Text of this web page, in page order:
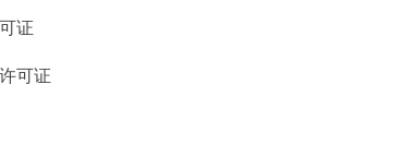
证
可证